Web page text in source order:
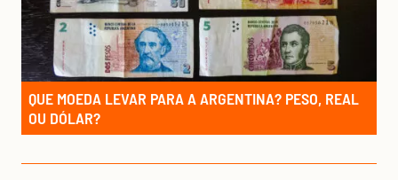
QUE MOEDA LEVAR PARA A ARGENTINA? PESO, REAL
OU DÓLAR?